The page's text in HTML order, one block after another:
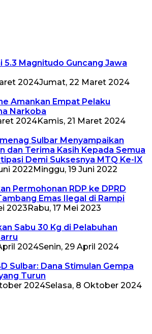
5.3 Magnitudo Guncang Jawa
2024Jumat, 22 Maret 2024
Amankan Empat Pelaku
Narkoba
2024Kamis, 21 Maret 2024
Sulbar Menyampaikan
dan Terima Kasih Kepada Semua
Demi Suksesnya MTQ Ke-IX
2022 Minggu, 19 Juni 2022
Permohonan RDP ke DPRD
Emas Ilegal di Rampi
2023 Rabu, 17 Mei 2023
Sabu 30 Kg di Pelabuhan
2024Senin, 29 April 2024
Sulbar: Dana Stimulan Gempa
Turun
2024Selasa, 8 Oktober 2024